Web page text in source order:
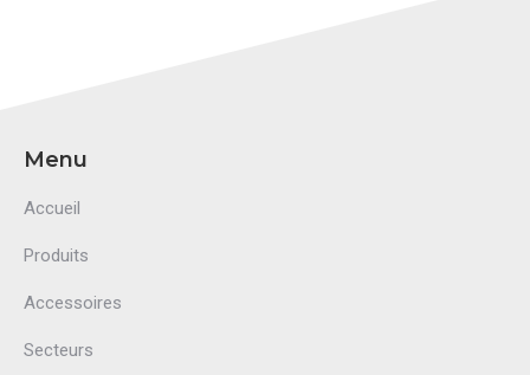
Menu
Accueil
Produits
Accessoires
Secteurs